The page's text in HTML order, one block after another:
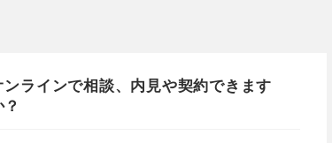
ンラインで相談、内見や契約できます